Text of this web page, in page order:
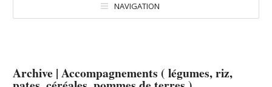
NAVIGATION
Archive | Accompagnements ( légumes, riz,